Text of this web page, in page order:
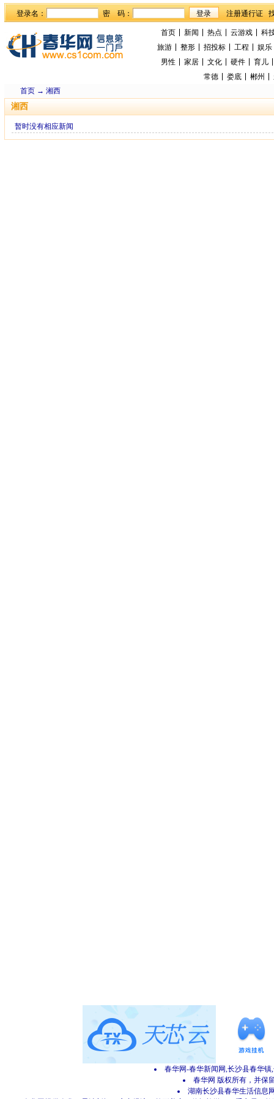
登录名： 密 码：
首页 新闻 热点 云游戏
科
旅游
整形 招投标 工程
娱乐
男性
家居 文化 硬件
育儿
常德
娄底 郴州
首页→ 湘西
湘西
暂时没有相应新闻
春华网-春华新闻网,长沙县春华
春华网 版权所有，并保
湖南长沙县春华生活信息